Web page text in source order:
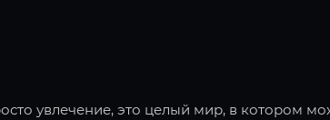
увлечение, это целый мир, в котором